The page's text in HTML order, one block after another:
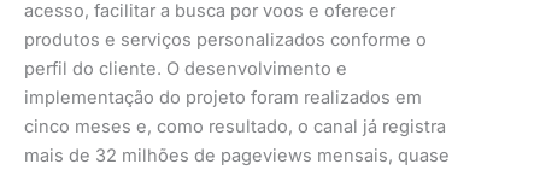
acesso, facilitar a busca por voos e oferecer
produtos e serviços personalizados conforme o
perfil do cliente. O desenvolvimento e
implementação do projeto foram realizados em
cinco meses e, como resultado, o canal já registra
mais de 32 milhões de pageviews mensais, quase